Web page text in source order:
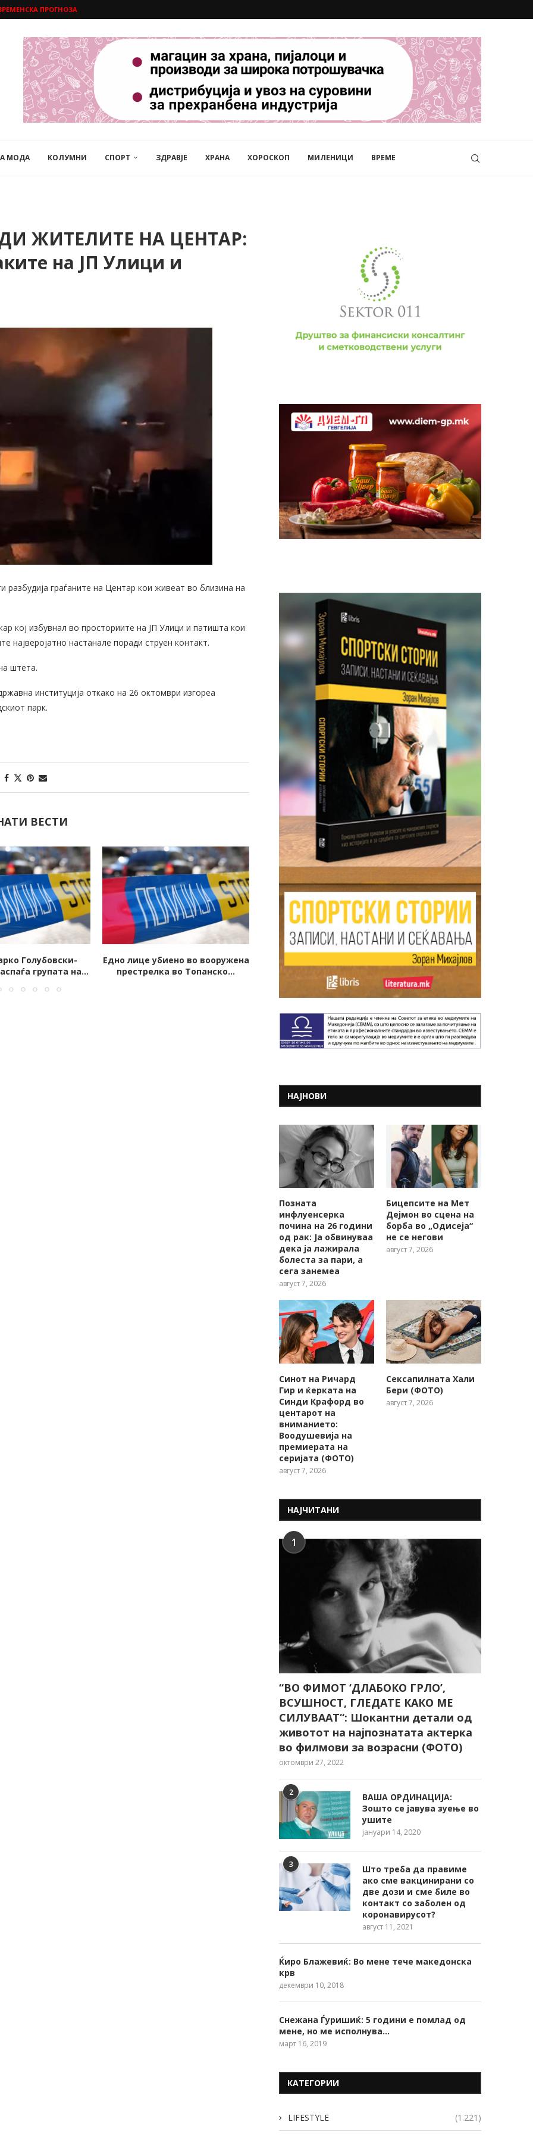
ПРОГНОЗА
МОДА КОЛУМНИ СПОРТ ЗДРАВЈЕ ХРАНА ХОРОСКОП МИЛЕНИЦИ ВРЕМЕ
ЖИТЕЛИТЕ НА ЦЕНТАР:
на ЈП Улици и
граѓаните на Центар кои живеат во близина на
кој избувнал во просториите на ЈП Улици и патишта кои
најверојатно настанале поради струен контакт.
штета.
институција откако на 26 октомври изгореа
парк.
ВЕСТИ
во вооружена
во Топанско...
Запален автомобил на јавен
обвинител од Скопје
„Партизанска“ – возачот во...
Вооружен грабеж во
НАЈНОВИ
Позната
инфлуенсерка
почина на 26 години
од рак: Ја обвинуваа
дека ја лажирала
болеста за пари, а
сега занемеа
август 7, 2026
Бицепсите на Мет
Дејмон во сцена на
борба во „Одисеја“
не се негови
август 7, 2026
Синот на Ричард
Гир и ќерката на
Синди Крафорд во
центарот на
вниманието:
Воодушевија на
премиерата на
серијата (ФОТО)
август 7, 2026
Сексапилната Хали
Бери (ФОТО)
август 7, 2026
НАЈЧИТАНИ
1
“ВО ФИМОТ ‘ДЛАБОКО ГРЛО’,
ВСУШНОСТ, ГЛЕДАТЕ КАКО МЕ
СИЛУВААТ“: Шокантни детали од
животот на најпознатата актерка
во филмови за возрасни (ФОТО)
октомври 27, 2022
2
ВАША ОРДИНАЦИЈА:
Зошто се јавува зуење во
ушите
јануари 14, 2020
3
Што треба да правиме
ако сме вакцинирани со
две дози и сме биле во
контакт со заболен од
коронавирусот?
август 11, 2021
Ќиро Блажевиќ: Во мене тече македонска
крв
декември 10, 2018
Снежана Ѓуришиќ: 5 години е помлад од
мене, но ме исполнува…
март 16, 2019
КАТЕГОРИИ
LIFESTYLE (1.221)